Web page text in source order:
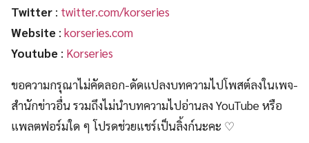
Twitter : twitter.com/korseries
Website : korseries.com
Youtube : Korseries
ขอความกรุณาไม่คัดลอก-ดัดแปลงบทความไปโพสต์ลงในเพจ-
สำนักข่าวอื่น รวมถึงไม่นำบทความไปอ่านลง YouTube หรือ
แพลตฟอร์มใด ๆ โปรดช่วยแชร์เป็นลิ้งก์นะคะ ♡